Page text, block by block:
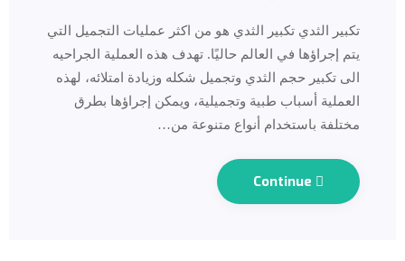
تكبير الثدي ‎تكبير الثدي هو من اكثر عمليات التجميل التي
يتم إجراؤها في العالم حاليًا. تهدف هذه العملية الجراحيه
الى تكبير حجم الثدي وتجميل شكله وزيادة امتلائه، لهذه
العملية أسباب طبية وتجميلية، ويمكن إجراؤها بطرق
مختلفة باستخدام أنواع متنوعة من…
Continue